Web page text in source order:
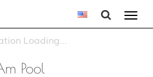
Pool